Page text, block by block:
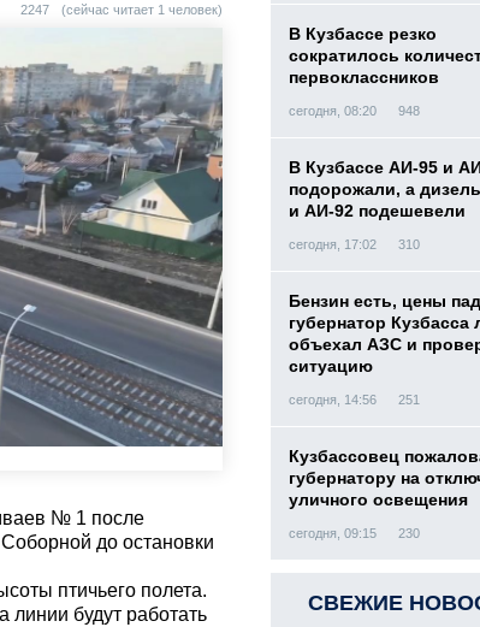
2247 (сейчас читает 1 человек)
№ 1 после
до остановки
птичьего полета.
будут работать
В Кузбассе резко
сократилось
первоклассников
сегодня, 08:20 948
В Кузбассе АИ-95 и
подорожали, а дизель
и АИ-92 подешевели
сегодня, 17:02 310
Бензин есть, цены
губернатор Кузбасса
объехал АЗС и
ситуацию
сегодня, 14:56 251
Кузбассовец
губернатору на
уличного освещения
сегодня, 09:15 230
СВЕЖИЕ